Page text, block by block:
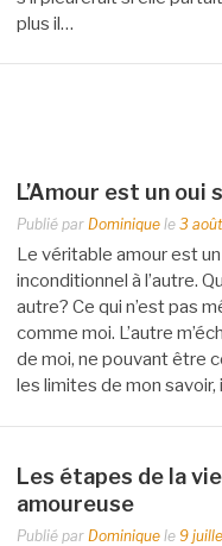
plus il…
L’Amour est un oui
Publié par Dominique le 3
Le véritable amour est
inconditionnel à l’autre.
autre? Ce qui n’est pas
comme moi. L’autre
de moi, ne pouvant être
les limites de mon
Les étapes de la vie
amoureuse
Publié par Dominique le 9